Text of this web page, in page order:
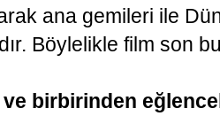
ana gemileri ile
Böylelikle film son
birbirinden